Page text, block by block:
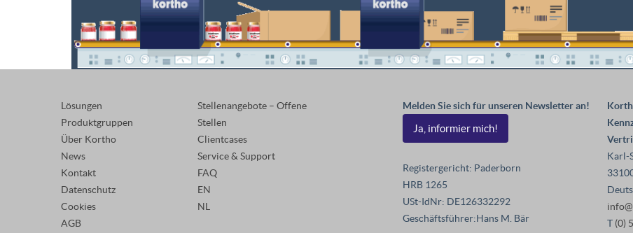
Lösungen
Produktgruppen
Über Kortho
News
Kontakt
Datenschutz
Cookies
AGB
Stellenangebote – Offene
Stellen
Clientcases
Service & Support
FAQ
EN
NL
Melden Sie sich für unseren Newsletter an!
Ja, informier mich!
Registergericht: Paderborn
HRB 1265
USt-IdNr: DE126332292
Geschäftsführer:Hans M. Bär
Karl-
T (0)